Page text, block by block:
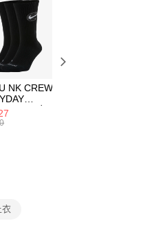
先享後
。
透過四大超商
。
消訂單，請聯
需透過AFTEE
關給付款項請
NK CREW
3PR 男女
衣